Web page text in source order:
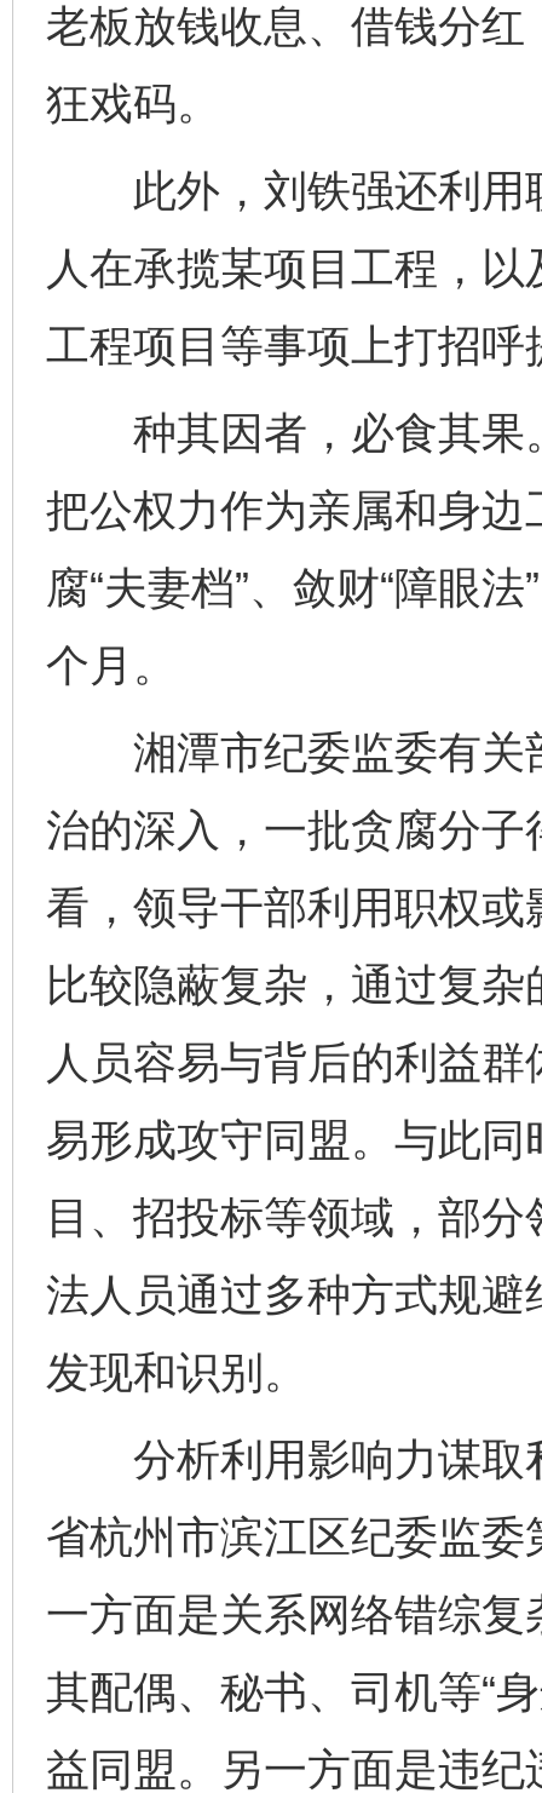
老板放钱收息、借钱分红
狂戏码。
此外，刘铁强还利用
人在承揽某项目工程，
工程项目等事项上打招
种其因者，必食其果
把公权力作为亲属和身
腐“夫妻档”、敛财“障眼
个月。
湘潭市纪委监委有关
治的深入，一批贪腐分
看，领导干部利用职权
比较隐蔽复杂，通过复
人员容易与背后的利益
易形成攻守同盟。与此
目、招投标等领域，部
法人员通过多种方式规
发现和识别。
分析利用影响力谋取
省杭州市滨江区纪委监
一方面是关系网络错综
其配偶、秘书、司机等“
益同盟。另一方面是违